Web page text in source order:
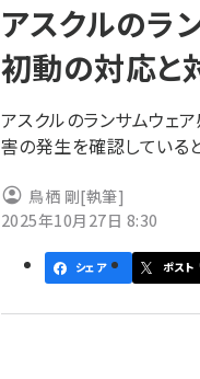
ン
く
ず
アスクルのラ
初動の対応と
アスクルのランサムウェ
害の発生を確認していると
鳥栖 剛[執筆]
2025年10月27日 8:30
シェア ポスト